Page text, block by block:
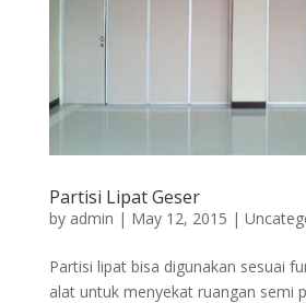
Partisi Lipat Geser
by admin | May 12, 2015 |
Partisi lipat bisa digunakan sesuai
alat untuk menyekat ruangan semi